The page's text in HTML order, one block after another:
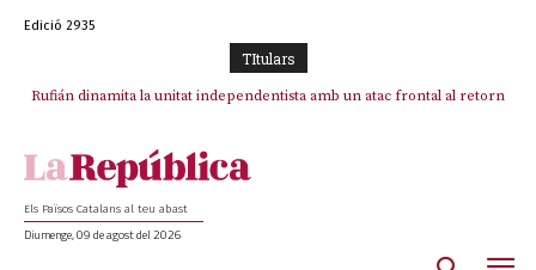
Edició 2935
TItulars
Rufián dinamita la unitat independentista amb un atac frontal al retorn
Puigdemont reivindica la transparència del seu retorn i manté el pols
Els Països Catalans al teu abast
Diumenge, 09 de agost del 2026